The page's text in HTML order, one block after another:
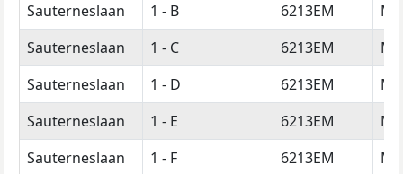
Sauterneslaan
1 - B 6213EM
Sauterneslaan
1 - C 6213EM
Sauterneslaan
1 - D 6213EM
Sauterneslaan
1 - E 6213EM
Sauterneslaan
1 - F 6213EM